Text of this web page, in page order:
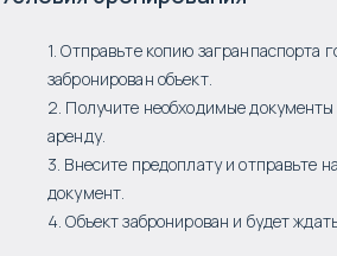
1. Отправьте копию загранпаспорта
забронирован объект.
2. Получите необходимые документы
аренду.
3. Внесите предоплату и отправьте
документ.
4. Объект забронирован и будет